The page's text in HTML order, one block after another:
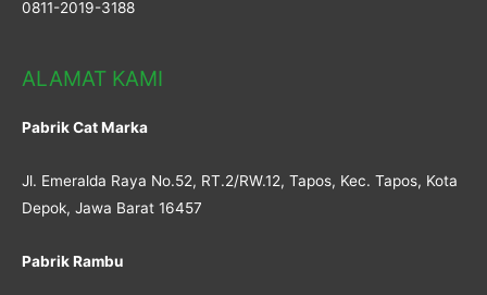
0811-2019-3188
ALAMAT KAMI
Pabrik Cat Marka
Jl. Emeralda Raya No.52, RT.2/RW.12, Tapos, Kec. Tapos, Kota
Depok, Jawa Barat 16457
Pabrik Rambu